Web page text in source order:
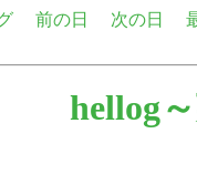
前の日 次の日
hellog